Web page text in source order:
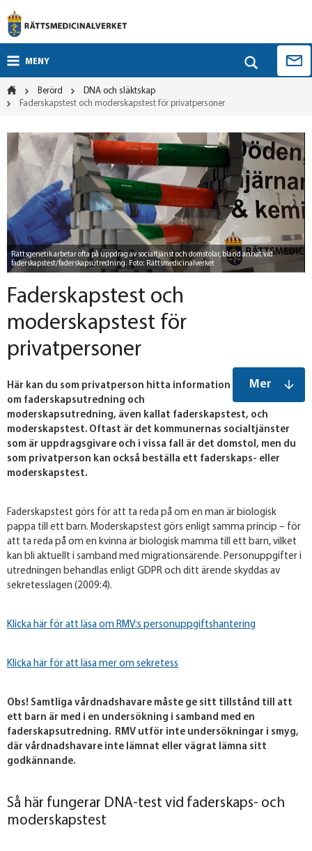
MENY
Berörd
DNA och släktskap
Faderskapstest och moderskapstest för privatpersoner
Rättsgenetik arbetar ofta på uppdrag av socialtjänst och domstolar, bland annat vid
faderskapstest/faderskapsutredning. Foto: Rättsmedicinalverket
Faderskapstest och
moderskapstest för
privatpersoner
Mer
Här kan du som privatperson hitta information
om faderskapsutredning och
moderskapsutredning, även kallat faderskapstest, och
moderskapstest. Oftast är det kommunernas socialtjänster
som är uppdragsgivare och i vissa fall är det domstol, men du
som privatperson kan också beställa ett faderskaps- eller
moderskapstest.
Faderskapstest görs för att ta reda på om en man är biologisk
pappa till ett barn. Moderskapstest görs enligt samma princip – för
att ta reda på om en kvinna är biologisk mamma till ett barn, vilket
kan bli aktuellt i samband med migrationsärende. Personuppgifter i
utredningen behandlas enligt GDPR och ditt ärende skyddas av
sekretesslagen (2009:4).
Klicka här för att läsa om RMV:s personuppgiftshantering
Klicka här för att läsa mer om sekretess
Obs! Samtliga vårdnadshavare måste ge sitt tillstånd till att
ett barn är med i en undersökning i samband med en
faderskapsutredning. RMV utför inte undersökningar i smyg,
där vårdnadshavare inte lämnat eller vägrat lämna sitt
godkännande.
Så här fungerar DNA-test vid faderskaps- och
moderskapstest